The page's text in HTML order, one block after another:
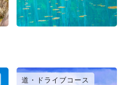
道・ドライブコース